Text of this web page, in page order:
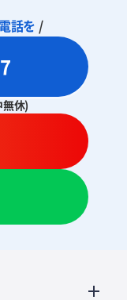
話を /
休)